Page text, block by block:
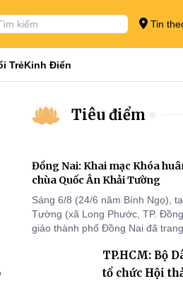
Tin
TrẻKinh Điển
Tiêu điểm
Đồng Nai: Khai mạc Khóa
chùa Quốc Ân Khải Tường
Sáng 6/8 (24/6 năm Bính Ngọ),
Tường (xã Long Phước, TP.
giáo thành phố Đồng Nai đã
2570 dành cho chư Tăng hành
VII, VIII và trường hạ chùa Quốc
TP.HCM: Bộ
tổ chức Hội